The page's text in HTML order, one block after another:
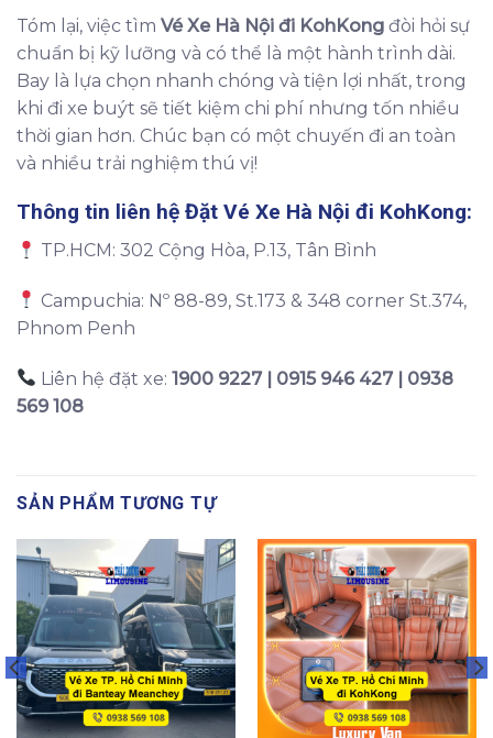
Tóm lại, việc tìm Vé Xe Hà Nội đi KohKong đòi hỏi sự
chuẩn bị kỹ lưỡng và có thể là một hành trình dài.
Bay là lựa chọn nhanh chóng và tiện lợi nhất, trong
khi đi xe buýt sẽ tiết kiệm chi phí nhưng tốn nhiều
thời gian hơn. Chúc bạn có một chuyến đi an toàn
và nhiều trải nghiệm thú vị!
Thông tin liên hệ Đặt Vé Xe Hà Nội đi KohKong:
TP.HCM: 302 Cộng Hòa, P.13, Tân Bình
Campuchia: Nº 88-89, St.173 & 348 corner St.374,
Phnom Penh
Liên hệ đặt xe:1900 9227 | 0915 946 427 | 0938
569 108
SẢN PHẨM TƯƠNG TỰ